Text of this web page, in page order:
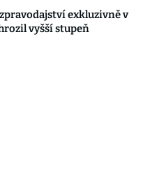
exkluzivně v
vyšší stupeň